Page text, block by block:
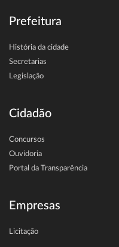
Prefeitura
História da cidade
Secretarias
Legislação
Cidadão
Concursos
Ouvidoria
Portal da Transparência
Empresas
Licitação